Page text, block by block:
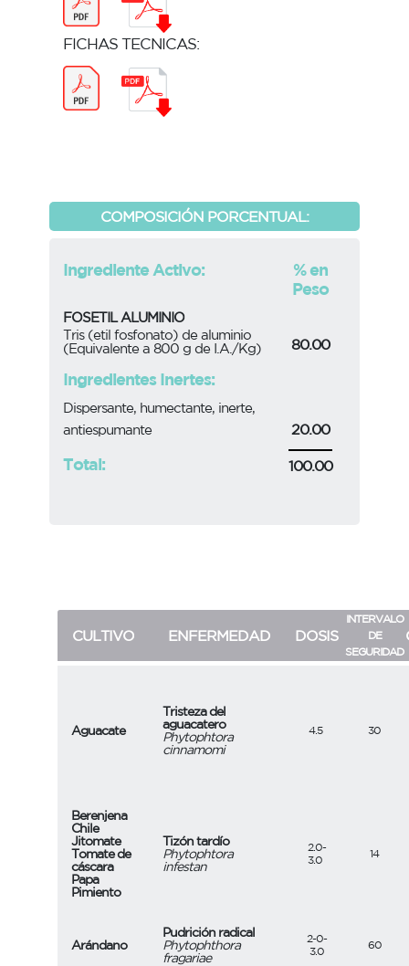
FICHAS TECNICAS:
COMPOSICIÓN PORCENTUAL:
Ingrediente Activo:
% en
Peso
FOSETIL ALUMINIO
Tris (etil fosfonato) de aluminio
(Equivalente a 800 g de I.A./Kg)
80.00
Ingredientes Inertes:
Dispersante, humectante, inerte,
antiespumante
20.00
Total: 100.00
CULTIVO ENFERMEDAD DOSIS
INTERVALO
DE
SEGURIDAD
Aguacate
Tristeza del
aguacatero
Phytophtora
cinnamomi
4.5 30
Berenjena
Chile
Jitomate
Tomate de
cáscara
Papa
Pimiento
Tizón tardío
Phytophtora
infestan
2.0-
3.0
14
Arándano
Pudrición radical
Phytophthora
fragariae
2-0-
3.0
60